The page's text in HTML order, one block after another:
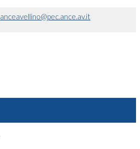
anceavellino@pec.ance.av.it